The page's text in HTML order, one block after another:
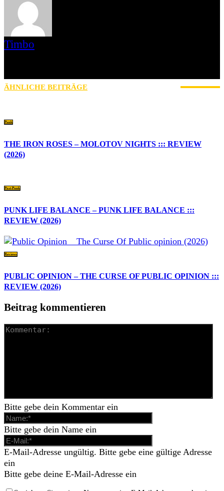
Timbo
ÄHNLICHE BEITRÄGE
Punk
THE IRON ROSES – MOLOTOV NIGHTS ::: REVIEW
(2026)
Post-Punk
PUNK LIFE BALANCE – PUNK LIFE BALANCE :::
REVIEW (2026)
Reviews
PUBLIC OPINION – THE CURSE OF PUBLIC OPINION :::
REVIEW (2026)
Beitrag kommentieren
Bitte gebe dein Kommentar ein
Bitte gebe dein Name ein
E-Mail-Adresse ungültig. Bitte gebe eine gültige Adresse
ein
Bitte gebe deine E-Mail-Adresse ein